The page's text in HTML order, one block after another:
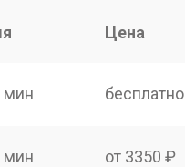
Цена
мин бесплатно
мин от 3350 ₽